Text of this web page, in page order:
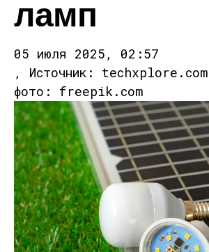
ламп
05 июля 2025, 02:57
, Источник:
фото: freepik.com